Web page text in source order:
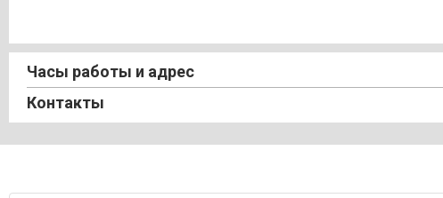
Часы работы и адрес
Контакты